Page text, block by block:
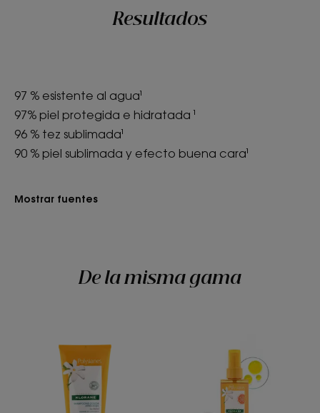
Resultados
97 % esistente al agua¹
97% piel protegida e hidratada ¹
96 % tez sublimada¹
90 % piel sublimada y efecto buena cara¹
Mostrar fuentes
De la misma gama
Champú
suave
aftersun
al
solar
seco
SPF